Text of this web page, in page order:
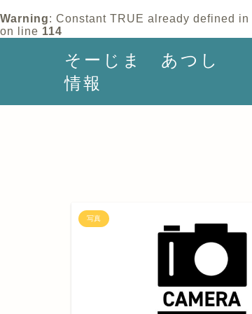
Warning: Constant TRUE already defined in
on line 114
そーじま あつし
情報
写真